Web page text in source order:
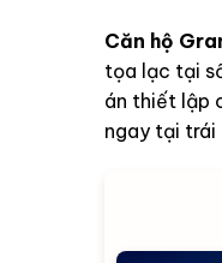
Căn hộ
tọa lạc tại
án thiết lập
ngay tại trái